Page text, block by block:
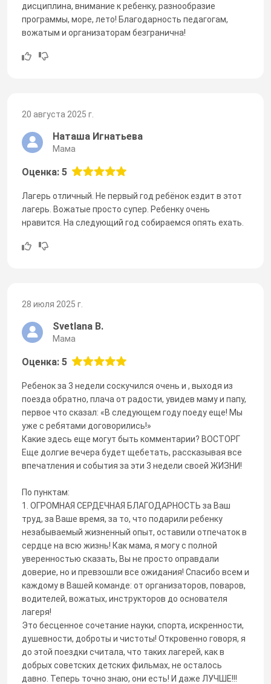
дисциплина, внимание к ребенку, разнообразие
программы, море, лето! Благодарность педагогам,
вожатым и организаторам безгранична!
20 августа 2025 г.
Наташа Игнатьева
Мама
Оценка: 5
Лагерь отличный. Не первый год ребёнок ездит в этот
лагерь. Вожатые просто супер. Ребенку очень
нравится. На следующий год собираемся опять ехать.
28 июля 2025 г.
Svetlana B.
Мама
Оценка: 5
Ребенок за 3 недели соскучился очень и , выходя из
поезда обратно, плача от радости, увидев маму и папу,
первое что сказал: «В следующем году поеду еще! Мы
уже с ребятами договорились!»
Какие здесь еще могут быть комментарии? ВОСТОРГ
Еще долгие вечера будет щебетать, рассказывая все
впечатления и события за эти 3 недели своей ЖИЗНИ!
По пунктам:
1. ОГРОМНАЯ СЕРДЕЧНАЯ БЛАГОДАРНОСТЬ за Ваш
труд, за Ваше время, за то, что подарили ребенку
незабываемый жизненный опыт, оставили отпечаток в
сердце на всю жизнь! Как мама, я могу с полной
уверенностью сказать, Вы не просто оправдали
доверие, но и превзошли все ожидания! Спасибо всем и
каждому в Вашей команде: от организаторов, поваров,
водителей, вожатых, инструкторов до основателя
лагеря!
Это бесценное сочетание науки, спорта, искренности,
душевности, доброты и чистоты! Откровенно говоря, я
до этой поездки считала, что таких лагерей, как в
добрых советских детских фильмах, не осталось
давно. Теперь точно знаю, они есть! И даже ЛУЧШЕ!!!